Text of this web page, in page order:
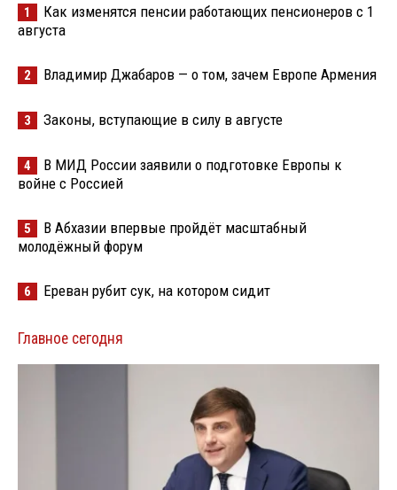
1
Как изменятся пенсии работающих пенсионеров с 1
августа
2 Владимир Джабаров — о том, зачем Европе Армения
3 Законы, вступающие в силу в августе
4
В МИД России заявили о подготовке Европы к
войне с Россией
5
В Абхазии впервые пройдёт масштабный
молодёжный форум
6 Ереван рубит сук, на котором сидит
Главное сегодня